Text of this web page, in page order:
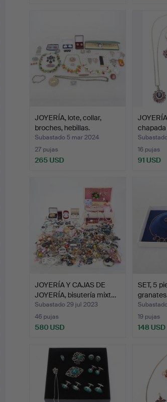
JOYERÍA, lote, collar,
broches, hebillas.
Subastado 5 mar 2024
27 pujas
265 USD
16 pujas
91 USD
JOYERÍA Y CAJAS DE
JOYERÍA, bisutería mixt…
Subastado 29 jul 2023
46 pujas
580 USD
SET, 5
19 pujas
148 USD